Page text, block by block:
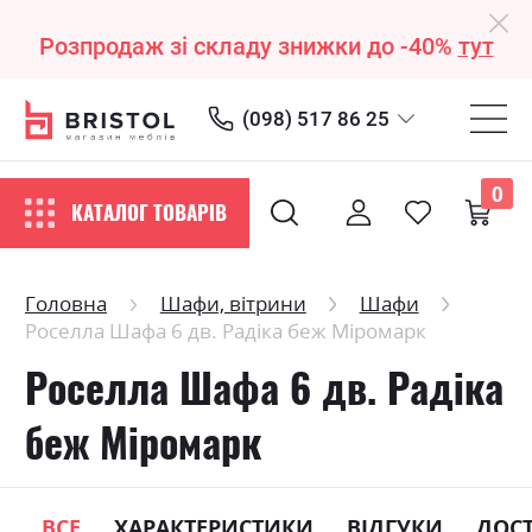
Розпродаж зі складу знижки до -40% тут
(098) 517 86 25
КАТАЛОГ ТОВАРІВ
0
Головна Шафи, вітрини
Шафи
Роселла Шафа 6 дв. Радіка беж Міромарк
Роселла Шафа 6 дв. Радіка
беж Міромарк